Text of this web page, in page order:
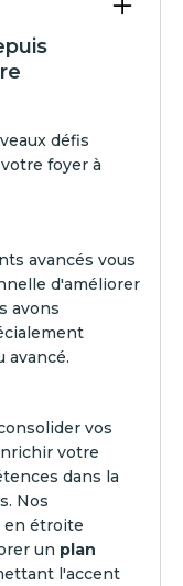
défis
foyer à
avancés vous
d'améliorer
avons
avancé.
vos
votre
dans la
Nos
en étroite
un plan
l'accent